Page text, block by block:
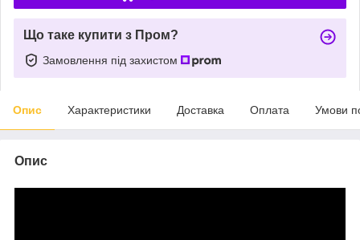
Що таке купити з Пром?
Замовлення під захистом
Опис Характеристики Доставка Оплата Умови
Опис